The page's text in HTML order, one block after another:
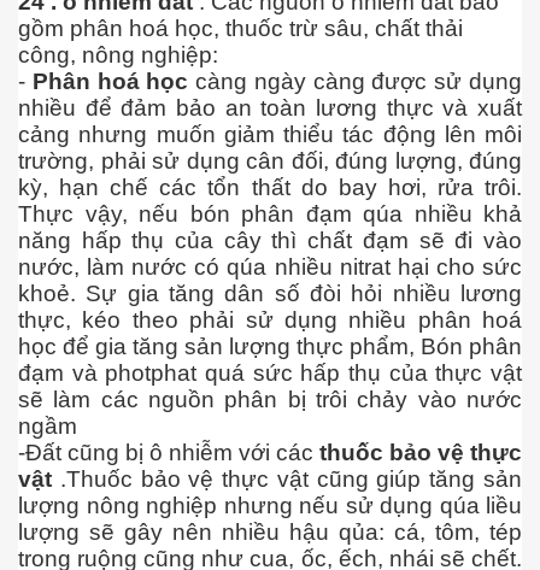
gồm phân hoá học, thuốc trừ sâu, chất thải
công, nông nghiệp:
- Phân hoá học càng ngày càng được sử dụng
nhiều để đảm bảo an toàn lương thực và xuất
cảng nhưng muốn giảm thiểu tác động lên môi
trường, phải sử dụng cân đối, đúng lượng, đúng
kỳ, hạn chế các tổn thất do bay hơi, rửa trôi.
Thực vậy, nếu bón phân đạm qúa nhiều khả
năng hấp thụ của cây thì chất đạm sẽ đi vào
nước, làm nước có qúa nhiều nitrat hại cho sức
khoẻ. Sự gia tăng dân số đòi hỏi nhiều lương
thực, kéo theo phải sử dụng nhiều phân hoá
học để gia tăng sản lượng thực phẩm, Bón phân
đạm và photphat quá sức hấp thụ của thực vật
sẽ làm các nguồn phân bị trôi chảy vào nước
ngầm
-Đất cũng bị ô nhiễm với các thuốc bảo vệ thực
vật .Thuốc bảo vệ thực vật cũng giúp tăng sản
lượng nông nghiệp nhưng nếu sử dụng qúa liều
lượng sẽ gây nên nhiều hậu qủa: cá, tôm, tép
trong ruộng cũng như cua, ốc, ếch, nhái sẽ chết.